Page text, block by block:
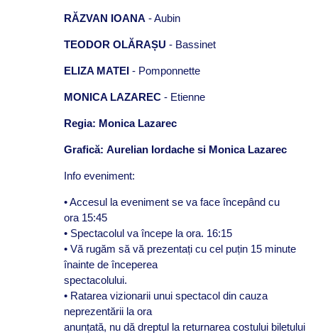
RĂZVAN IOANA - Aubin
TEODOR OLĂRAȘU - Bassinet
ELIZA MATEI- Pomponnette
MONICA LAZAREC- Etienne
Regia: Monica Lazarec
Grafică: Aurelian Iordache si Monica Lazarec
Info eveniment:
• Accesul la eveniment se va face începând cu
ora 15:45
• Spectacolul va începe la ora. 16:15
• Vă rugăm să vă prezentați cu cel puțin 15 minute
înainte de începerea
spectacolului.
• Ratarea vizionarii unui spectacol din cauza
neprezentării la ora
anunțată, nu dă dreptul la returnarea costului biletului